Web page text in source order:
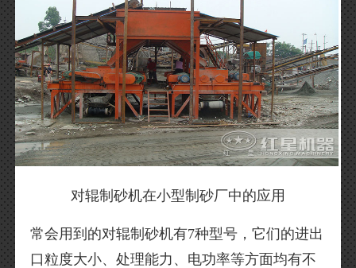
对辊制砂机在小型制砂厂中的应用
常会用到的对辊制砂机有7种型号，它们的进出
口粒度大小、处理能力、电功率等方面均有不